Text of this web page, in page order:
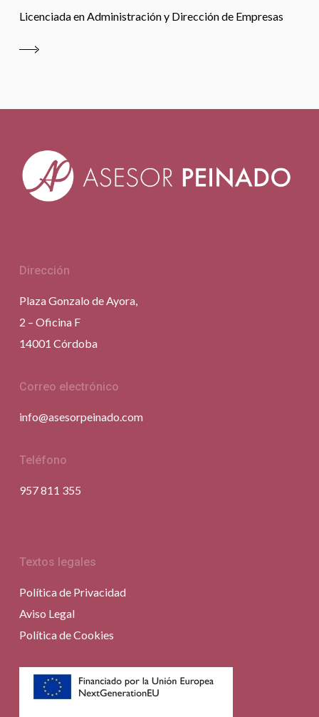
Licenciada en Administración y Dirección de Empresas
Dirección
Plaza Gonzalo de Ayora,
2 – Oficina F
14001 Córdoba
Correo electrónico
info@asesorpeinado.com
Teléfono
957 811 355
Textos legales
Política de Privacidad
Aviso Legal
Política de Cookies